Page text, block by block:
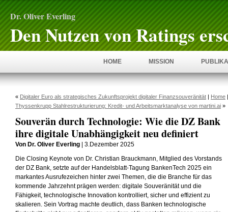
Dr. Oliver Everling
Den Nutzen von Ratings
HOME MISSION
« Digitaler Euro als strategisches Zukunftsprojekt digitaler Finanzsouveränität | Home |
Thyssenkrupp Stahlrestrukturierung: Kredit- und Arbeitsmarktanalyse von martini.ai »
Souverän durch Technologie: Wie die DZ Bank
ihre digitale Unabhängigkeit neu definiert
Von Dr. Oliver Everling | 3.Dezember 2025
Die Closing Keynote von Dr. Christian Brauckmann, Mitglied des Vorstands
der DZ Bank, setzte auf der Handelsblatt-Tagung BankenTech 2025 ein
markantes Ausrufezeichen hinter zwei Themen, die die Branche für das
kommende Jahrzehnt prägen werden: digitale Souveränität und die
Fähigkeit, technologische Innovation kontrolliert, sicher und effizient zu
skalieren. Sein Vortrag machte deutlich, dass Banken technologische